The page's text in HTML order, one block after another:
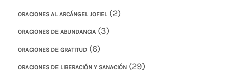
ORACIONES AL ARCÁNGEL JOFIEL (2)
ORACIONES DE ABUNDANCIA (3)
ORACIONES DE GRATITUD (6)
ORACIONES DE LIBERACIÓN Y SANACIÓN (29)